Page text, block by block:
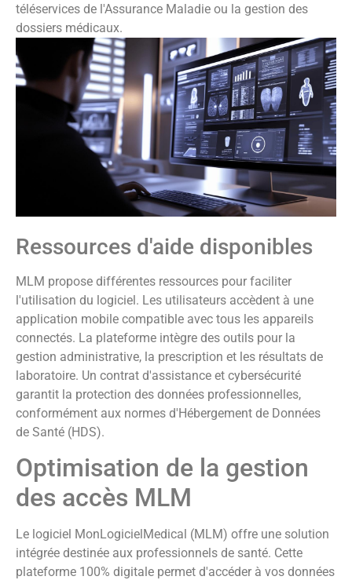
téléservices de l'Assurance Maladie ou la gestion des
dossiers médicaux.
Ressources d'aide disponibles
MLM propose différentes ressources pour faciliter
l'utilisation du logiciel. Les utilisateurs accèdent à une
application mobile compatible avec tous les appareils
connectés. La plateforme intègre des outils pour la
gestion administrative, la prescription et les résultats de
laboratoire. Un contrat d'assistance et cybersécurité
garantit la protection des données professionnelles,
conformément aux normes d'Hébergement de Données
de Santé (HDS).
Optimisation de la gestion
des accès MLM
Le logiciel MonLogicielMedical (MLM) offre une solution
intégrée destinée aux professionnels de santé. Cette
plateforme 100% digitale permet d'accéder à vos données